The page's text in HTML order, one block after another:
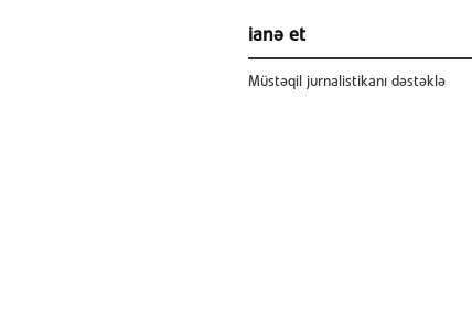
ianə et
Müstəqil jurnalistikanı dəstəklə